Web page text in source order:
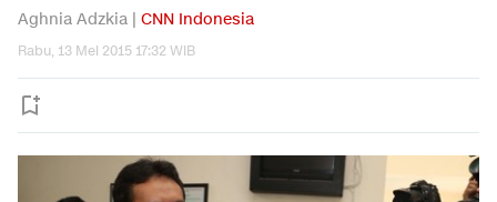
Aghnia Adzkia | CNN Indonesia
Rabu, 13 Mei 2015 17:32 WIB